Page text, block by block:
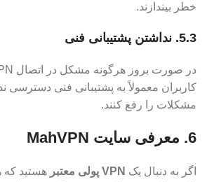
خطر بیندازند.
5.3. نداشتن پشتیبانی فنی
کاربران معمولاً به پشتیبانی فنی دسترسی
مشکلات را رفع کنند.
6. معرفی سایت MahVPN
اگر به دنبال یک VPN پولی معتبر
هستید که